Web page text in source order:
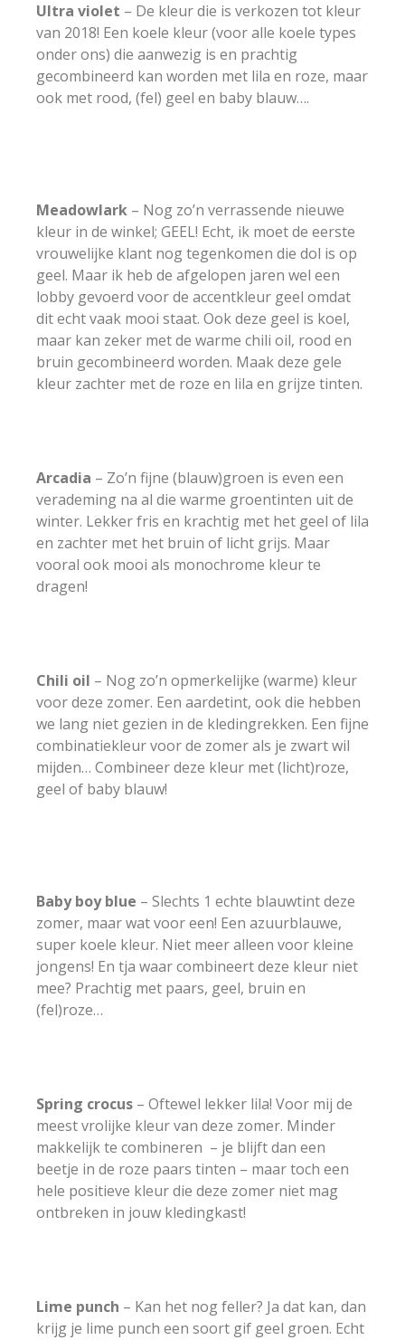
Ultra violet – De kleur die is verkozen tot kleur
van 2018! Een koele kleur (voor alle koele types
onder ons) die aanwezig is en prachtig
gecombineerd kan worden met lila en roze, maar
ook met rood, (fel) geel en baby blauw….
Meadowlark – Nog zo’n verrassende nieuwe
kleur in de winkel; GEEL! Echt, ik moet de eerste
vrouwelijke klant nog tegenkomen die dol is op
geel. Maar ik heb de afgelopen jaren wel een
lobby gevoerd voor de accentkleur geel omdat
dit echt vaak mooi staat. Ook deze geel is koel,
maar kan zeker met de warme chili oil, rood en
bruin gecombineerd worden. Maak deze gele
kleur zachter met de roze en lila en grijze tinten.
Arcadia – Zo’n fijne (blauw)groen is even een
verademing na al die warme groentinten uit de
winter. Lekker fris en krachtig met het geel of lila
en zachter met het bruin of licht grijs. Maar
vooral ook mooi als monochrome kleur te
dragen!
Chili oil – Nog zo’n opmerkelijke (warme) kleur
voor deze zomer. Een aardetint, ook die hebben
we lang niet gezien in de kledingrekken. Een fijne
combinatiekleur voor de zomer als je zwart wil
mijden… Combineer deze kleur met (licht)roze,
geel of baby blauw!
Baby boy blue – Slechts 1 echte blauwtint deze
zomer, maar wat voor een! Een azuurblauwe,
super koele kleur. Niet meer alleen voor kleine
jongens! En tja waar combineert deze kleur niet
mee? Prachtig met paars, geel, bruin en
(fel)roze…
Spring crocus – Oftewel lekker lila! Voor mij de
meest vrolijke kleur van deze zomer. Minder
makkelijk te combineren – je blijft dan een
beetje in de roze paars tinten – maar toch een
hele positieve kleur die deze zomer niet mag
ontbreken in jouw kledingkast!
Lime punch – Kan het nog feller? Ja dat kan, dan
krijg je lime punch een soort gif geel groen. Echt